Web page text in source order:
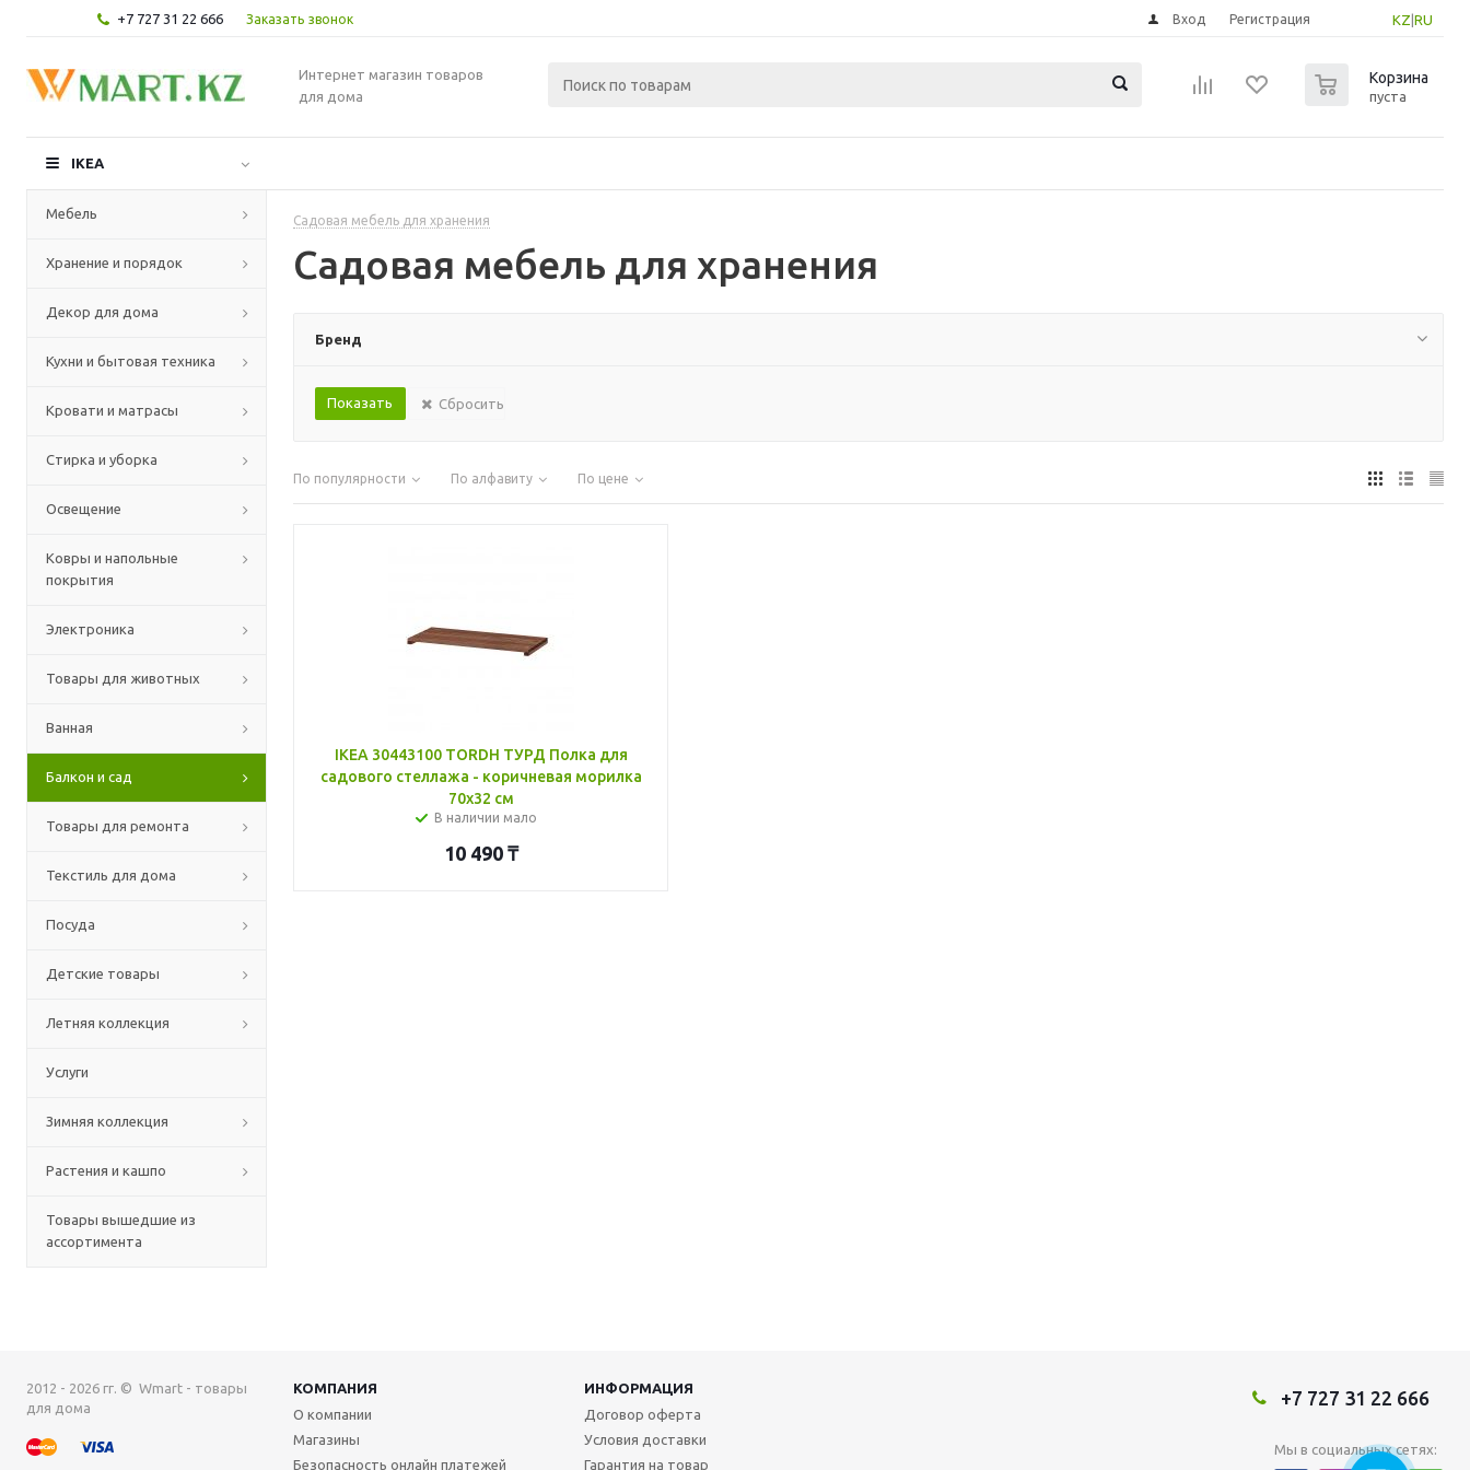
+7 727 31 22 666 Заказать звонок KZ RU
Вход Регистрация
Интернет магазин товаров
для дома
Корзина
пуста
IKEA
Мебель
Хранение и порядок
Декор для дома
Кухни и бытовая техника
Кровати и матрасы
Стирка и уборка
Освещение
Ковры и напольные
покрытия
Электроника
Товары для животных
Ванная
Балкон и сад
Товары для ремонта
Текстиль для дома
Посуда
Детские товары
Летняя коллекция
Услуги
Зимняя коллекция
Растения и кашпо
Товары вышедшие из
ассортимента
Садовая мебель для хранения
Садовая мебель для хранения
Бренд
Сбросить
По популярности По алфавиту По цене
IKEA 30443100 TORDH ТУРД Полка для
садового стеллажа - коричневая морилка
70x32 см
В наличии мало
10 490₸
2012 - 2026 гг. © Wmart - товары
для дома
КОМПАНИЯ
ИНФОРМАЦИЯ
О компании
Магазины
Безопасность онлайн платежей
Договор оферта
Условия доставки
Гарантия на товар
+7 727 31 22 666
Мы в социальных сетях: